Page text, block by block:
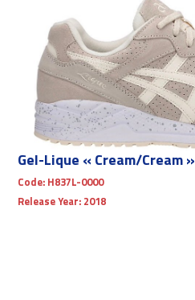
Gel-Lique « Cream/Cream »
Code: H837L-0000
Release Year: 2018